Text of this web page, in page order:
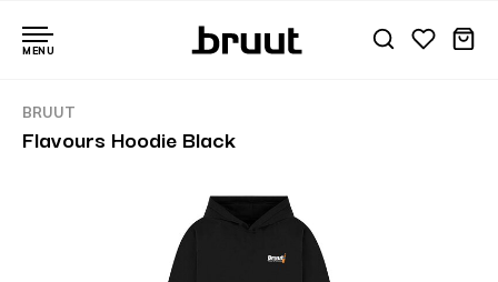
MENU
BRUUT
Flavours Hoodie Black